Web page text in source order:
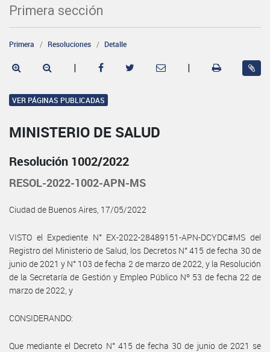
Primera sección
Primera Resoluciones Detalle
| |
VER PÁGINAS PUBLICADAS
MINISTERIO DE SALUD
Resolución 1002/2022
RESOL-2022-1002-APN-MS
Ciudad de Buenos Aires, 17/05/2022
VISTO el Expediente N° EX-2022-28489151-APN-DCYDC#MS del
Registro del Ministerio de Salud, los Decretos N° 415 de fecha 30 de
junio de 2021 y N° 103 de fecha 2 de marzo de 2022, y la Resolución
de la Secretaría de Gestión y Empleo Público Nº 53 de fecha 22 de
marzo de 2022, y
CONSIDERANDO:
Que mediante el Decreto N° 415 de fecha 30 de junio de 2021 se